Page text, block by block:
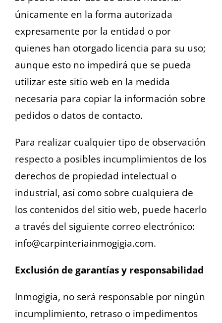
únicamente en la forma autorizada
expresamente por la entidad o por
quienes han otorgado licencia para su uso;
aunque esto no impedirá que se pueda
utilizar este sitio web en la medida
necesaria para copiar la información sobre
pedidos o datos de contacto.
Para realizar cualquier tipo de observación
respecto a posibles incumplimientos de los
derechos de propiedad intelectual o
industrial, así como sobre cualquiera de
los contenidos del sitio web, puede hacerlo
a través del siguiente correo electrónico:
info@carpinteriainmogigia.com.
Exclusión de garantías y responsabilidad
Inmogigia, no será responsable por ningún
incumplimiento, retraso o impedimentos